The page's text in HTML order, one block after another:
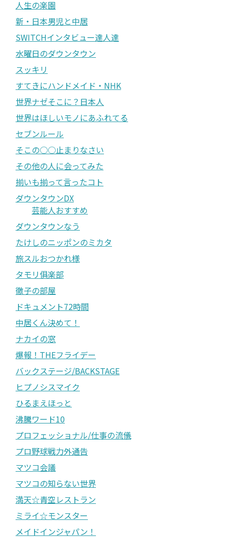
人生の楽園
新・日本男児と中居
SWITCHインタビュー達人達
水曜日のダウンタウン
スッキリ
すてきにハンドメイド・NHK
世界ナゼそこに？日本人
世界はほしいモノにあふれてる
セブンルール
そこの○○止まりなさい
その他の人に会ってみた
揃いも揃って言ったコト
ダウンタウンDX
芸能人おすすめ
ダウンタウンなう
たけしのニッポンのミカタ
旅スルおつかれ様
タモリ俱楽部
徹子の部屋
ドキュメント72時間
中居くん決めて！
ナカイの窓
爆報！THEフライデー
バックステージ/BACKSTAGE
ヒプノシスマイク
ひるまえほっと
沸騰ワード10
プロフェッショナル/仕事の流儀
プロ野球戦力外通告
マツコ会議
マツコの知らない世界
満天☆青空レストラン
ミライ☆モンスター
メイドインジャパン！